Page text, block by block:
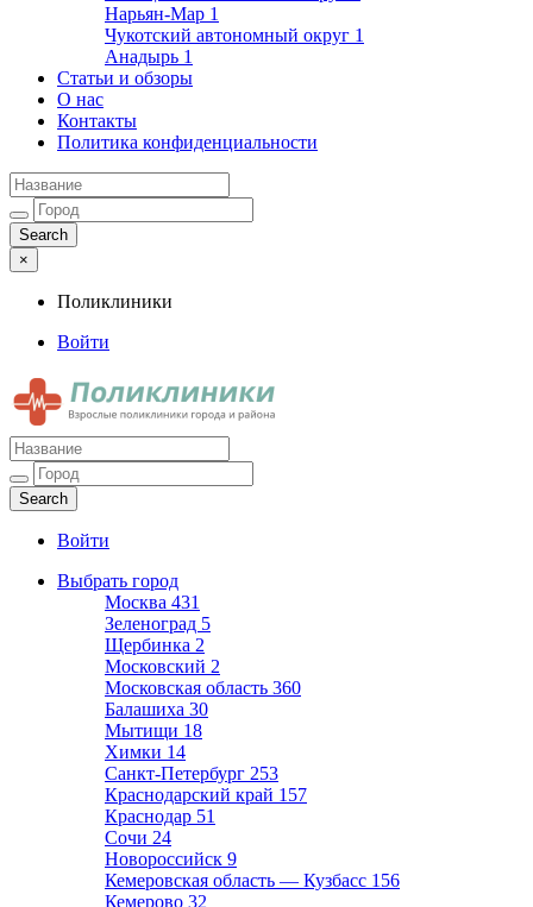
Нарьян-Мар 1
Чукотский автономный округ 1
Анадырь 1
Статьи и обзоры
О нас
Контакты
Политика конфиденциальности
×
Поликлиники
Войти
Поликлиники
Взрослые поликлиники города и района
Войти
Выбрать город
Москва 431
Зеленоград 5
Щербинка 2
Московский 2
Московская область 360
Балашиха 30
Мытищи 18
Химки 14
Санкт-Петербург 253
Краснодарский край 157
Краснодар 51
Сочи 24
Новороссийск 9
Кемеровская область — Кузбасс 156
Кемерово 32